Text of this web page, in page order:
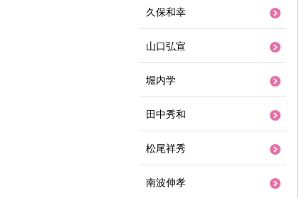
久保和幸
山口弘宣
堀内学
田中秀和
松尾祥秀
南波伸孝